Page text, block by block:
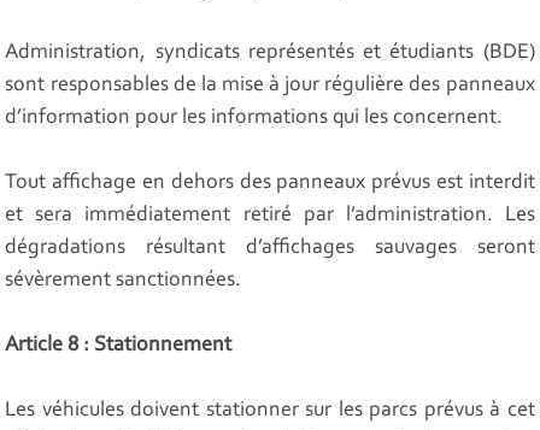
Administration, syndicats représentés et étudiants (BDE)
sont responsables de la mise à jour régulière des panneaux
d’information pour les informations qui les concernent.
Tout affichage en dehors des panneaux prévus est interdit
et sera immédiatement retiré par l’administration. Les
dégradations résultant d’affichages sauvages seront
sévèrement sanctionnées.
Article 8 : Stationnement
Les véhicules doivent stationner sur les parcs prévus à cet